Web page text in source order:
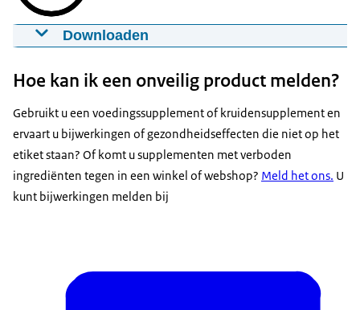
Downloaden
voedingssupplementen?
330,8 MB
Download
Hoe kan ik een onveilig product melden?
Gebruikt u een voedingssupplement of kruidensupplement en
ervaart u bijwerkingen of gezondheidseffecten die niet op het
etiket staan? Of komt u supplementen met verboden
ingrediënten tegen in een winkel of webshop? Meld het ons. U
kunt bijwerkingen melden bij